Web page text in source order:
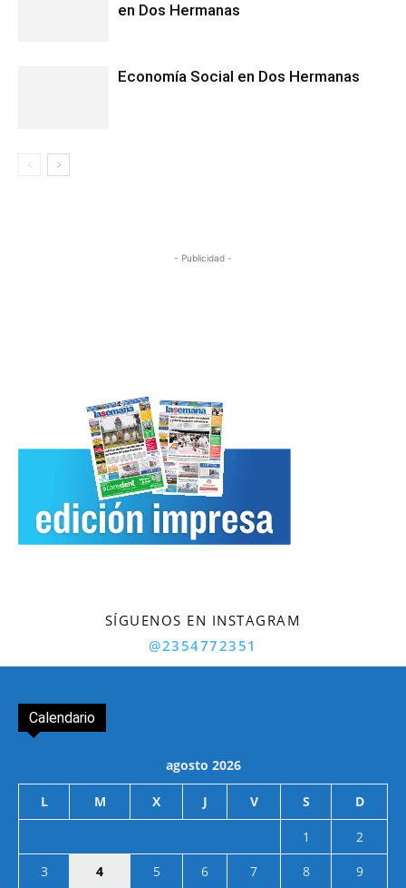
en Dos Hermanas
Economía Social en Dos Hermanas
- Publicidad -
SÍGUENOS EN INSTAGRAM
@2354772351
Calendario
agosto 2026
L M X J V S D
1
2
3
4 5 6 7 8
9